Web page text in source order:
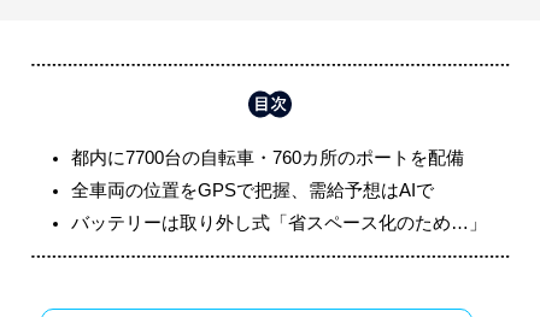
都内に7700台の自転車・760カ所のポートを配備
全車両の位置をGPSで把握、需給予想はAIで
バッテリーは取り外し式「省スペース化のため…」